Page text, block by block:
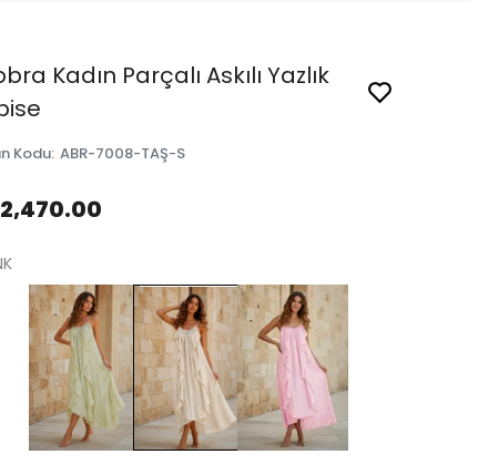
Kadın Parçalı Askılı Yazlık
Kodu: ABR-7008-TAŞ-S